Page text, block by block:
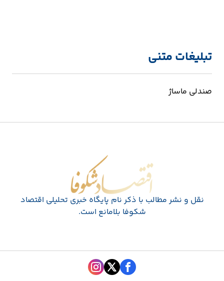
تبلیغات متنی
صندلی ماساژ
اقتصاد شکوفا
نقل و نشر مطالب با ذکر نام پايگاه خبری تحليلی اقتصاد
شکوفا بلامانع است.